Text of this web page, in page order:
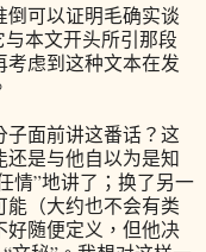
可以证明毛确实谈
本文开头所引那段
虑到这种文本在发
面前讲这番话？这
是与他自以为是知
情”地讲了；换了另一
（大约也不会有类
好随便定义，但他决